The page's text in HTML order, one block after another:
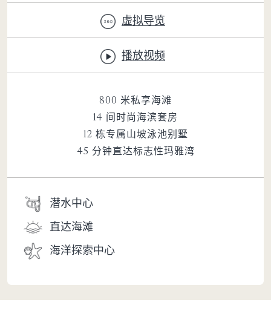
虚拟导览
播放视频
800 米私享海滩
14 间时尚海滨套房
12 栋专属山坡泳池别墅
45 分钟直达标志性玛雅湾
潜水中心
直达海滩
海洋探索中心